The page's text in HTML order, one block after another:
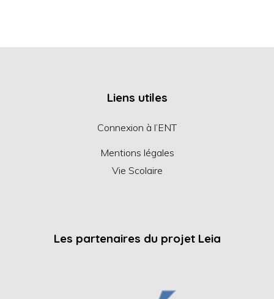
Liens utiles
Connexion à l’ENT
Mentions légales
Vie Scolaire
Les partenaires du projet Leia